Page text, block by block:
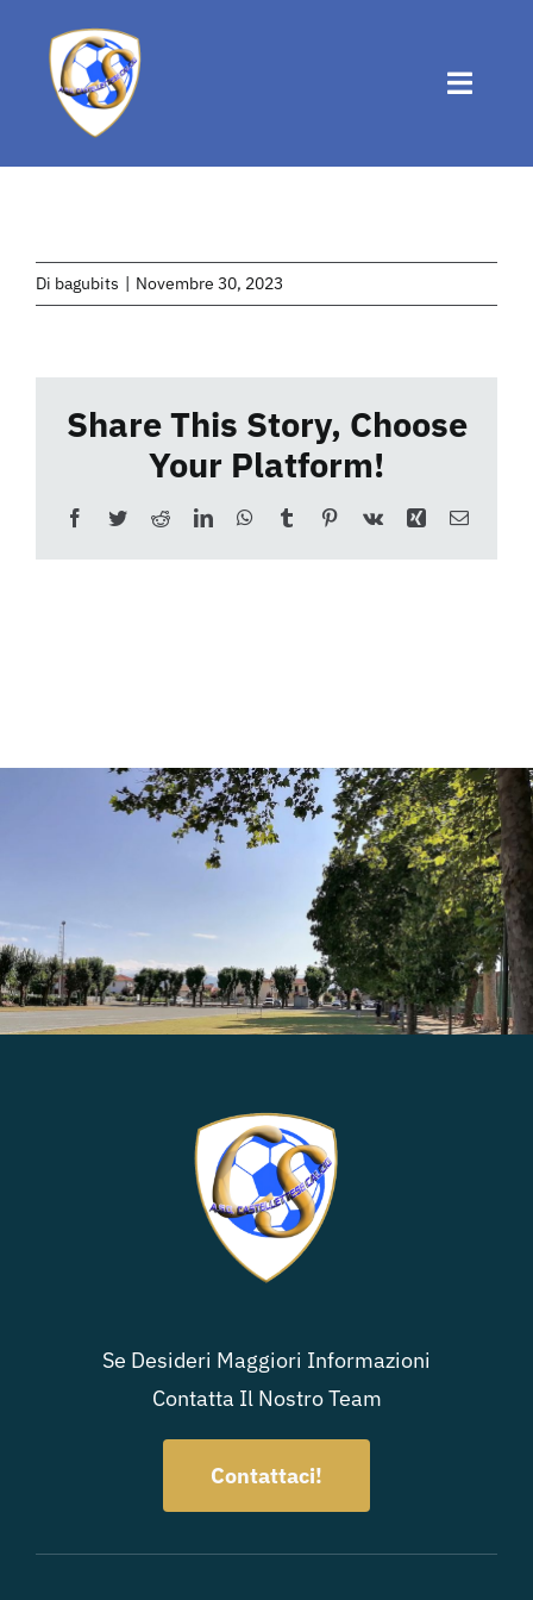
contenuto
Toggle
Chi siamo
News
Di bagubits | Novembre 30, 2023
Share This Story, Choose
Your Platform!
Facebook
TwitterRedditLinkedInWhatsApp
TumblrPinterest
Vk Xing Email
Se Desideri Maggiori Informazioni
Contatta Il Nostro Team
Contattaci!